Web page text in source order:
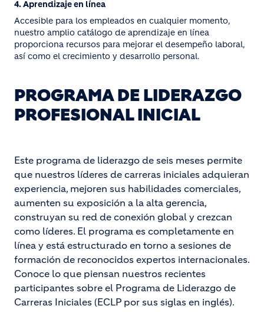
4. Aprendizaje en línea
Accesible para los empleados en cualquier momento,
nuestro amplio catálogo de aprendizaje en línea
proporciona recursos para mejorar el desempeño laboral,
así como el crecimiento y desarrollo personal.
PROGRAMA DE LIDERAZGO
PROFESIONAL INICIAL
Este programa de liderazgo de seis meses permite
que nuestros líderes de carreras iniciales adquieran
experiencia, mejoren sus habilidades comerciales,
aumenten su exposición a la alta gerencia,
construyan su red de conexión global y crezcan
como líderes. El programa es completamente en
línea y está estructurado en torno a sesiones de
formación de reconocidos expertos internacionales.
Conoce lo que piensan nuestros recientes
participantes sobre el Programa de Liderazgo de
Carreras Iniciales (ECLP por sus siglas en inglés).